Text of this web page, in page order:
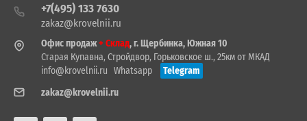
+7(495) 133 7630
zakaz@krovelnii.ru
Офис продаж+ Склад, г. Щербинка, Южная 10
Старая Купавна, Стройдвор, Горьковское ш., 25км от МКАД
info@krovelnii.ru Whatsapp
Telegram
zakaz@krovelnii.ru